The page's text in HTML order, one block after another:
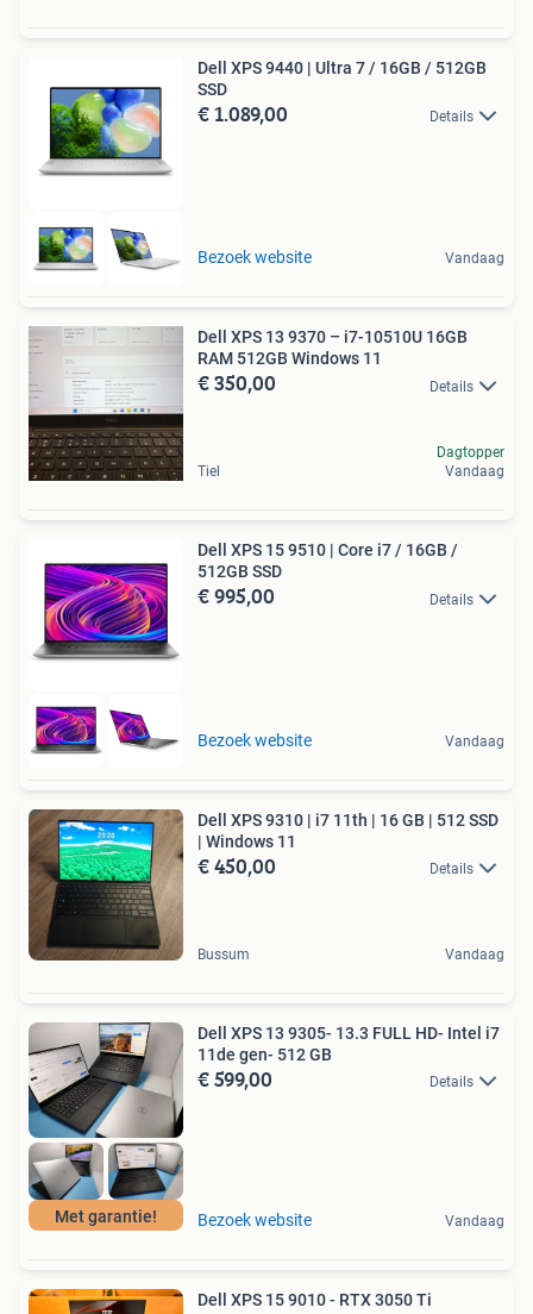
Dell XPS 9440 | Ultra 7 / 16GB / 512GB
SSD
€ 1.089,00 Details
Bezoek website Vandaag
Dell XPS 13 9370 – i7-10510U 16GB
RAM 512GB Windows 11
€ 350,00 Details
Tiel
Dagtopper
Vandaag
Dell XPS 15 9510 | Core i7 / 16GB /
512GB SSD
€ 995,00 Details
Bezoek website Vandaag
Dell XPS 9310 | i7 11th | 16 GB | 512 SSD
| Windows 11
€ 450,00 Details
Bussum Vandaag
Met garantie!
Dell XPS 13 9305- 13.3 FULL HD- Intel i7
11de gen- 512 GB
€ 599,00 Details
Bezoek website Vandaag
Dell XPS 15 9010 - RTX 3050 Ti